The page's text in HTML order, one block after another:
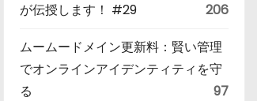
が伝授します！ #29
206
ムームードメイン更新料：賢い管理
でオンラインアイデンティティを守
る
97